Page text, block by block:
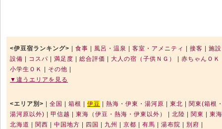
<伊豆宿ランキング> 食事 風呂・温泉 客室・アメニティ 接客
施
設備
コスパ 満足度 総合評価 大人の宿（子供ＮＧ） 赤ちゃんＯＫ
小学生ＯＫ
その他
▼違うエリアを見る
<エリア別> 全国 箱根 伊豆 熱海・伊東・湯河原 東北
関東(箱根
湯河原以外)
甲信越 東海（伊豆・熱海・伊東以外） 北陸 関東
東海
北海道
関西 中国地方 四国 九州 京都 有馬 湯布院 別府